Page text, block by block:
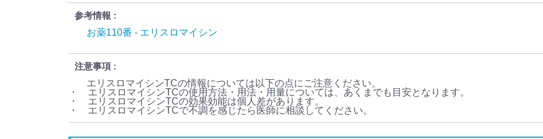
参考情報
お薬110番 - エリスロマイシン
注意事項
エリスロマイシンTCの情報については以下の点にご注意ください。
・ エリスロマイシンTCの使用方法・用法・用量については、あくまでも目安となります。
・ エリスロマイシンTCの効果効能は個人差があります。
・ エリスロマイシンTCで不調を感じたら医師に相談してください。